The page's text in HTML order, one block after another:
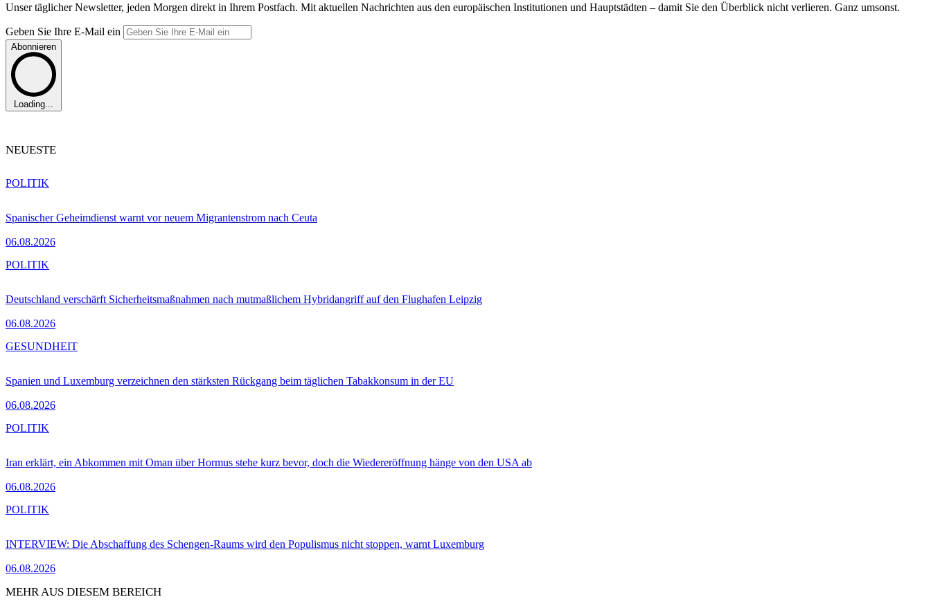
Unser täglicher Newsletter, jeden Morgen direkt in Ihrem Postfach. Mit aktuellen Nachrichten aus den europäischen Institutionen und Hauptstädten – damit Sie den Überblick nicht verlieren. Ganz umsonst.
Geben Sie Ihre E-Mail ein
Abonnieren
Loading...
NEUESTE
Spanischer Geheimdienst warnt vor neuem Migrantenstrom nach Ceuta
06.08.2026
POLITIK
Deutschland verschärft Sicherheitsmaßnahmen nach mutmaßlichem Hybridangriff auf den Flughafen Leipzig
06.08.2026
POLITIK
Spanien und Luxemburg verzeichnen den stärksten Rückgang beim täglichen Tabakkonsum in der EU
06.08.2026
GESUNDHEIT
Iran erklärt, ein Abkommen mit Oman über Hormus stehe kurz bevor, doch die Wiedereröffnung hänge von den USA ab
06.08.2026
POLITIK
INTERVIEW: Die Abschaffung des Schengen-Raums wird den Populismus nicht stoppen, warnt Luxemburg
06.08.2026
POLITIK
MEHR AUS DIESEM BEREICH